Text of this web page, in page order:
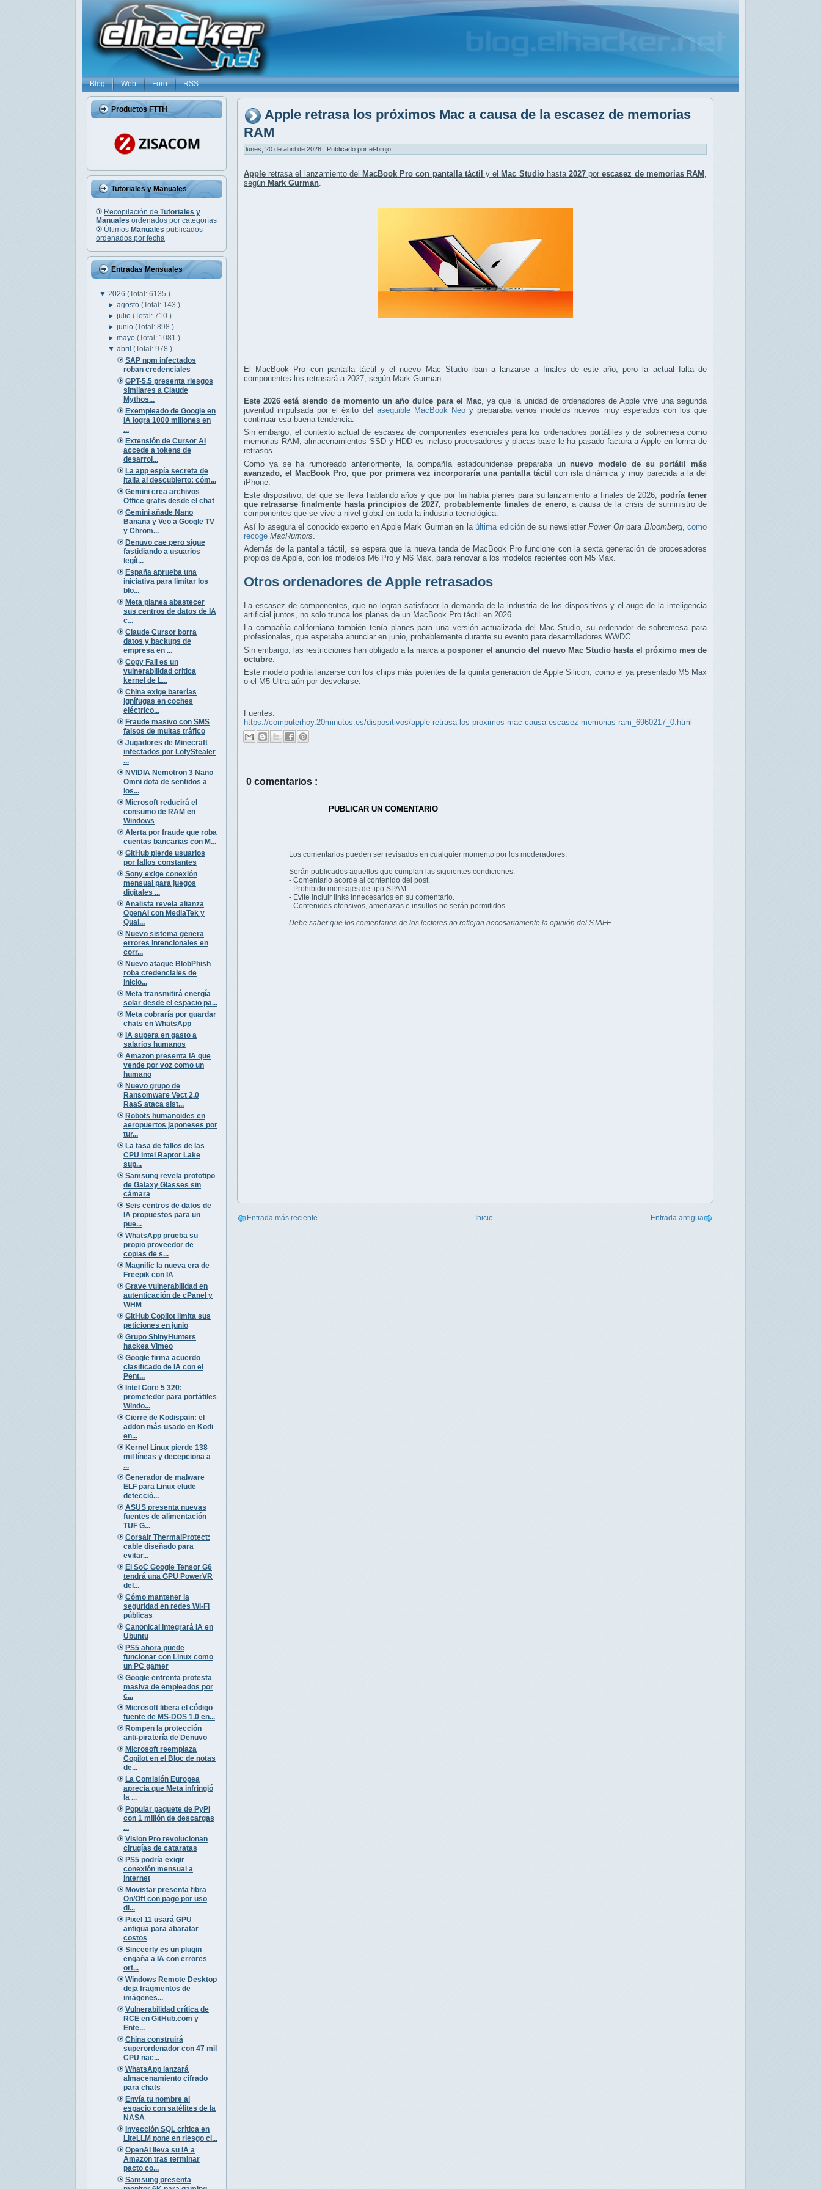
Blog Web Foro RSS
Productos FTTH
Tutoriales y Manuales
Recopilación de Tutoriales y
Manuales ordenados por categorías
Últimos Manuales publicados
ordenados por fecha
Entradas Mensuales
▼ 2026 (Total: 6135 )
►agosto(Total: 143 )
►julio(Total: 710 )
►junio(Total: 898 )
►mayo(Total: 1081 )
▼abril(Total: 978 )
SAP npm infectados
roban credenciales
GPT-5.5 presenta riesgos
similares a Claude
Mythos...
Exempleado de Google en
IA logra 1000 millones en
...
Extensión de Cursor AI
accede a tokens de
desarrol...
La app espía secreta de
Italia al descubierto: cóm...
Gemini crea archivos
Office gratis desde el chat
Gemini añade Nano
Banana y Veo a Google TV
y Chrom...
Denuvo cae pero sigue
fastidiando a usuarios
legít...
España aprueba una
iniciativa para limitar los
blo...
Meta planea abastecer
sus centros de datos de IA
c...
Claude Cursor borra
datos y backups de
empresa en ...
Copy Fail es un
vulnerabilidad critica
kernel de L...
China exige baterías
ignífugas en coches
eléctrico...
Fraude masivo con SMS
falsos de multas tráfico
Jugadores de Minecraft
infectados por LofyStealer
...
NVIDIA Nemotron 3 Nano
Omni dota de sentidos a
los...
Microsoft reducirá el
consumo de RAM en
Windows
Alerta por fraude que roba
cuentas bancarias con M...
GitHub pierde usuarios
por fallos constantes
Sony exige conexión
mensual para juegos
digitales ...
Analista revela alianza
OpenAI con MediaTek y
Qual...
Nuevo sistema genera
errores intencionales en
corr...
Nuevo ataque BlobPhish
roba credenciales de
inicio...
Meta transmitirá energía
solar desde el espacio pa...
Meta cobraría por guardar
chats en WhatsApp
IA supera en gasto a
salarios humanos
Amazon presenta IA que
vende por voz como un
humano
Nuevo grupo de
Ransomware Vect 2.0
RaaS ataca sist...
Robots humanoides en
aeropuertos japoneses por
tur...
La tasa de fallos de las
CPU Intel Raptor Lake
sup...
Samsung revela prototipo
de Galaxy Glasses sin
cámara
Seis centros de datos de
IA propuestos para un
pue...
WhatsApp prueba su
propio proveedor de
copias de s...
Magnific la nueva era de
Freepik con IA
Grave vulnerabilidad en
autenticación de cPanel y
WHM
GitHub Copilot limita sus
peticiones en junio
Grupo ShinyHunters
hackea Vimeo
Google firma acuerdo
clasificado de IA con el
Pent...
Intel Core 5 320:
prometedor para portátiles
Windo...
Cierre de Kodispain: el
addon más usado en Kodi
en...
Kernel Linux pierde 138
mil líneas y decepciona a
...
Generador de malware
ELF para Linux elude
detecció...
ASUS presenta nuevas
fuentes de alimentación
TUF G...
Corsair ThermalProtect:
cable diseñado para
evitar...
El SoC Google Tensor G6
tendrá una GPU PowerVR
del...
Cómo mantener la
seguridad en redes Wi-Fi
públicas
Canonical integrará IA en
Ubuntu
PS5 ahora puede
funcionar con Linux como
un PC gamer
Google enfrenta protesta
masiva de empleados por
c...
Microsoft libera el código
fuente de MS-DOS 1.0 en...
Rompen la protección
anti-piratería de Denuvo
Microsoft reemplaza
Copilot en el Bloc de notas
de...
La Comisión Europea
aprecia que Meta infringió
la ...
Popular paquete de PyPI
con 1 millón de descargas
...
Vision Pro revolucionan
cirugías de cataratas
PS5 podría exigir
conexión mensual a
internet
Movistar presenta fibra
On/Off con pago por uso
di...
Pixel 11 usará GPU
antigua para abaratar
costos
Sinceerly es un plugin
engaña a IA con errores
ort...
Windows Remote Desktop
deja fragmentos de
imágenes...
Vulnerabilidad crítica de
RCE en GitHub.com y
Ente...
China construirá
superordenador con 47 mil
CPU nac...
WhatsApp lanzará
almacenamiento cifrado
para chats
Envía tu nombre al
espacio con satélites de la
NASA
Inyección SQL crítica en
LiteLLM pone en riesgo cl...
OpenAI lleva su IA a
Amazon tras terminar
pacto co...
Samsung presenta
Apple retrasa los próximos Mac a causa de la escasez de memorias
RAM
lunes, 20 de abril de 2026 | Publicado por el-brujo
Apple retrasa el lanzamiento del MacBook Pro con pantalla táctil y el Mac Studiohasta2027 porescasez de memorias RAM
según Mark Gurman
El MacBook Pro con pantalla táctil y el nuevo Mac Studio iban a lanzarse a finales de este año, pero la actual falta de
componentes los retrasará a 2027, según Mark Gurman.
Este 2026 está siendo de momento un año dulce para el Mac , ya que la unidad de ordenadores de Apple vive una segunda
juventud impulsada por el éxito del asequible MacBook Neoy preparaba varios modelos nuevos muy esperados con los que
continuar esa buena tendencia.
Sin embargo, el contexto actual de escasez de componentes esenciales para los ordenadores portátiles y de sobremesa como
memorias RAM, almacenamientos SSD y HDD es incluso procesadores y placas base le ha pasado factura a Apple en forma de
retrasos.
Como ya se ha rumoreado anteriormente, la compañía estadounidense preparaba un nuevo modelo de su portátil más
avanzado, el MacBook Pro, que por primera vez incorporaría una pantalla táctil
con isla dinámica y muy parecida a la del
iPhone.
Este dispositivo, del que se lleva hablando años y que por fin había planes para su lanzamiento a finales de 2026, podría tener
que retrasarse finalmente hasta principios de 2027, probablemente finales de enero, a causa de la crisis de suministro de
componentes que se vive a nivel global en toda la industria tecnológica.
Así lo asegura el conocido experto en Apple Mark Gurman en la última ediciónde su newsletterPower Onpara Bloomberg,como
recoge MacRumors
Además de la pantalla táctil, se espera que la nueva tanda de MacBook Pro funcione con la sexta generación de procesadores
propios de Apple, con los modelos M6 Pro y M6 Max, para renovar a los modelos recientes con M5 Max.
Otros ordenadores de Apple retrasados
La escasez de componentes, que no logran satisfacer la demanda de la industria de los dispositivos y el auge de la inteligencia
artificial juntos, no solo trunca los planes de un MacBook Pro táctil en 2026.
La compañía californiana también tenía planes para una versión actualizada del Mac Studio, su ordenador de sobremesa para
profesionales, que esperaba anunciar en junio, probablemente durante su evento para desarrolladores WWDC.
Sin embargo, las restricciones han obligado a la marca a posponer el anuncio del nuevo Mac Studio hasta el próximo mes de
octubre
Este modelo podría lanzarse con los chips más potentes de la quinta generación de Apple Silicon, como el ya presentado M5 Max
o el M5 Ultra aún por desvelarse.
Fuentes:
https://computerhoy.20minutos.es/dispositivos/apple-retrasa-los-proximos-mac-causa-escasez-memorias-ram_6960217_0.html
0 comentarios :
PUBLICAR UN COMENTARIO
Los comentarios pueden ser revisados en cualquier momento por los moderadores.
Serán publicados aquellos que cumplan las siguientes condiciones:
- Comentario acorde al contenido del post.
- Prohibido mensajes de tipo SPAM.
- Evite incluir links innecesarios en su comentario.
- Contenidos ofensivos, amenazas e insultos no serán permitidos.
Debe saber que los comentarios de los lectores no reflejan necesariamente la opinión del STAFF.
Entrada más reciente Entrada antigua
Inicio